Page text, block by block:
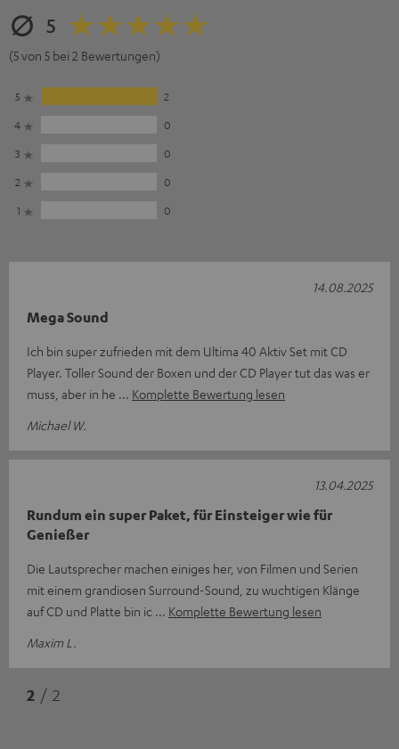
5
(5 von 5 bei 2 Bewertungen)
5
2
4
0
3
0
2
0
1
0
Mega Sound
Ich bin super zufrieden mit dem Ultima 40 Aktiv Set mit CD
Player. Toller Sound der Boxen und der CD Player tut das was er
muss, aber in he
Komplette Bewertung lesen
Michael W.
14.08.2025
Rundum ein super Paket, für Einsteiger wie für
Genießer
Die Lautsprecher machen einiges her, von Filmen und Serien
mit einem grandiosen Surround-Sound, zu wuchtigen Klänge
auf CD und Platte bin ic
Komplette Bewertung lesen
Maxim L.
13.04.2025
2 / 2